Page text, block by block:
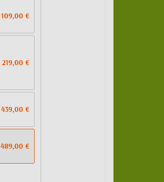
109,00 €
219,00 €
439,00 €
489,00 €